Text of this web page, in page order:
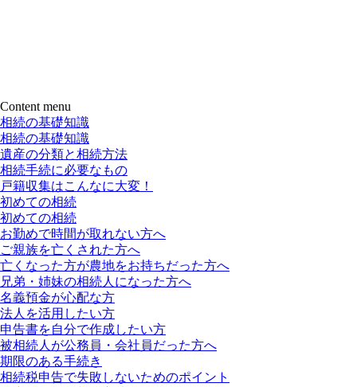
Content menu
相続の基礎知識
相続の基礎知識
遺産の分類と相続方法
相続手続に必要なもの
戸籍収集はこんなに大変！
初めての相続
初めての相続
お勤めで時間が取れない方へ
ご親族を亡くされた方へ
亡くなった方が農地をお持ちだった方へ
兄弟・姉妹の相続人になった方へ
名義預金が心配な方
法人を活用したい方
申告書を自分で作成したい方
被相続人が公務員・会社員だった方へ
期限のある手続き
相続税申告で失敗しないためのポイント